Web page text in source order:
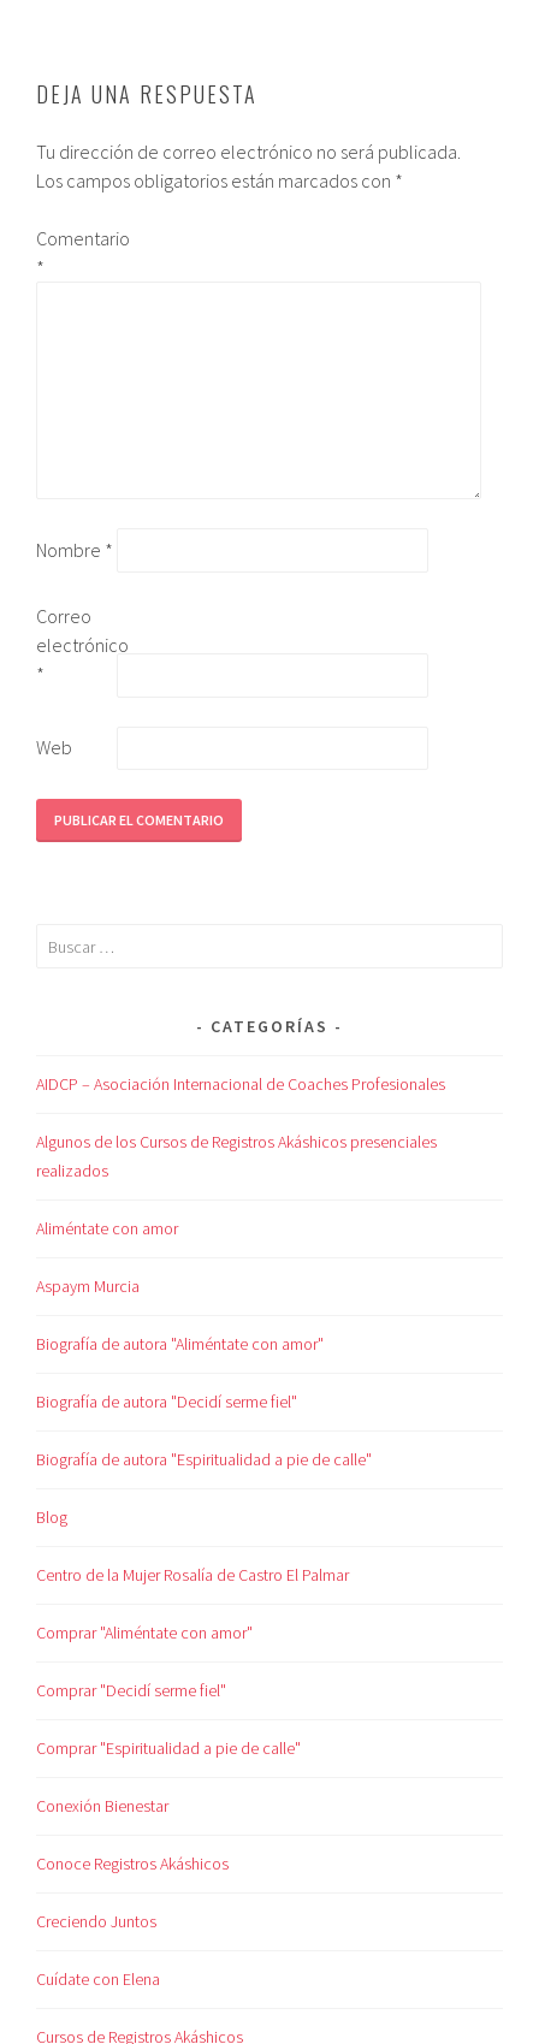
DEJA UNA RESPUESTA
Tu dirección de correo electrónico no será publicada.
Los campos obligatorios están marcados con *
Comentario
*
Nombre *
Correo
electrónico
*
Web
CATEGORÍAS
AIDCP – Asociación Internacional de Coaches Profesionales
Algunos de los Cursos de Registros Akáshicos presenciales
realizados
Aliméntate con amor
Aspaym Murcia
Biografía de autora "Aliméntate con amor"
Biografía de autora "Decidí serme fiel"
Biografía de autora "Espiritualidad a pie de calle"
Blog
Centro de la Mujer Rosalía de Castro El Palmar
Comprar "Aliméntate con amor"
Comprar "Decidí serme fiel"
Comprar "Espiritualidad a pie de calle"
Conexión Bienestar
Conoce Registros Akáshicos
Creciendo Juntos
Cuídate con Elena
Cursos de Registros Akáshicos